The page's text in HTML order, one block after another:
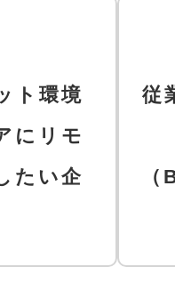
ト環境
にリモ
たい企
従